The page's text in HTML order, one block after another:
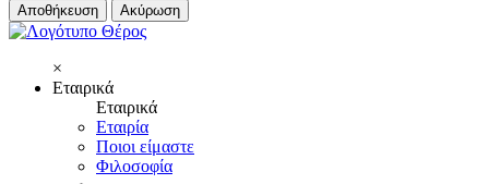
Αποθήκευση Ακύρωση
×
Εταιρικά
Εταιρικά
Εταιρία
Ποιοι είμαστε
Φιλοσοφία